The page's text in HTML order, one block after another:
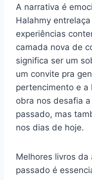
A narrativa é
Halahmy
experiências
camada nova de
significa ser um
um convite pra
pertencimento e a
obra nos desafia
passado, mas
nos dias de hoje.
Melhores livros
passado é